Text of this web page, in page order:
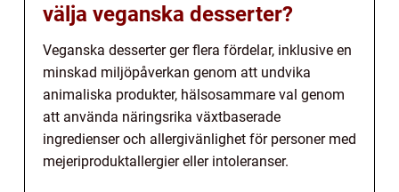
välja veganska desserter?
Veganska desserter ger flera fördelar, inklusive en
minskad miljöpåverkan genom att undvika
animaliska produkter, hälsosammare val genom
att använda näringsrika växtbaserade
ingredienser och allergivänlighet för personer med
mejeriproduktallergier eller intoleranser.